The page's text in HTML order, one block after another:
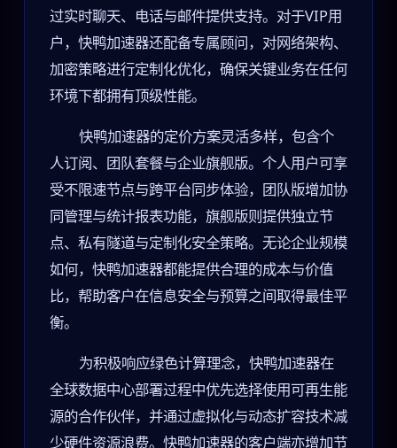
过实时聊天、电话与邮件提供支持。对于VIP用
户，快鸭加速器还配备专属顾问，对网络架构、
加密策略进行定制化优化，确保关键业务在任何
环境下都拥有顶级性能。
快鸭加速器的定价方案灵活多样，包含个
人订阅、团队套餐与企业旗舰版。个人用户可享
受不限速节点与跨平台同步体验，团队版增加协
同管理与统计报表功能，旗舰版则提供独立节
点、私有隧道与定制化安全策略。无论企业规模
如何，快鸭加速器都能提供合理的成本与价值
比，帮助客户在信息安全与预算之间取得最佳平
衡。
为积极响应绿色计算理念，快鸭加速器在
全球数据中心部署过程中优先选择使用可再生能
源的合作伙伴，并通过虚拟化与动态扩容技术减
少硬件资源浪费。快鸭加速器的客户端亦增加节